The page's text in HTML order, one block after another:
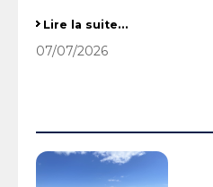
LE MONDE EST UN THEATRE
Lire la suite…
07/07/2026